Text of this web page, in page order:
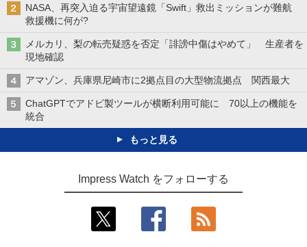
NASA、再突入迫る宇宙望遠鏡「Swift」救出ミッションが難航
救援機に何が?
メルカリ、梨の転売疑惑を否定「誹謗中傷はやめて」 生産者を
現地確認
アマゾン、兵庫県尼崎市に2拠点目の大型物流拠点 関西最大
ChatGPTでアドビ製ツールが横断利用可能に 70以上の機能を
統合
もっと見る
Impress Watch をフォローする